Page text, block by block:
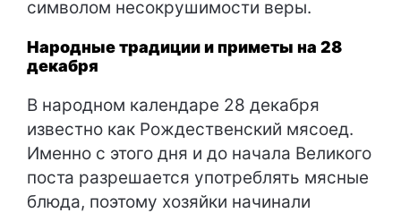
символом несокрушимости веры.
Народные традиции и приметы на 28
декабря
В народном календаре 28 декабря
известно как Рождественский мясоед.
Именно с этого дня и до начала Великого
поста разрешается употреблять мясные
блюда, поэтому хозяйки начинали